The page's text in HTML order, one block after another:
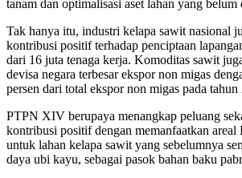
tanam dan optimalisasi aset lahan yang belum
Tak hanya itu, industri kelapa sawit nasional
kontribusi positif terhadap penciptaan
dari 16 juta tenaga kerja. Komoditas sawit
devisa negara terbesar ekspor non migas
persen dari total ekspor non migas pada
PTPN XIV berupaya menangkap peluang
kontribusi positif dengan memanfaatkan
untuk lahan kelapa sawit yang sebelumnya
daya ubi kayu, sebagai pasok bahan baku